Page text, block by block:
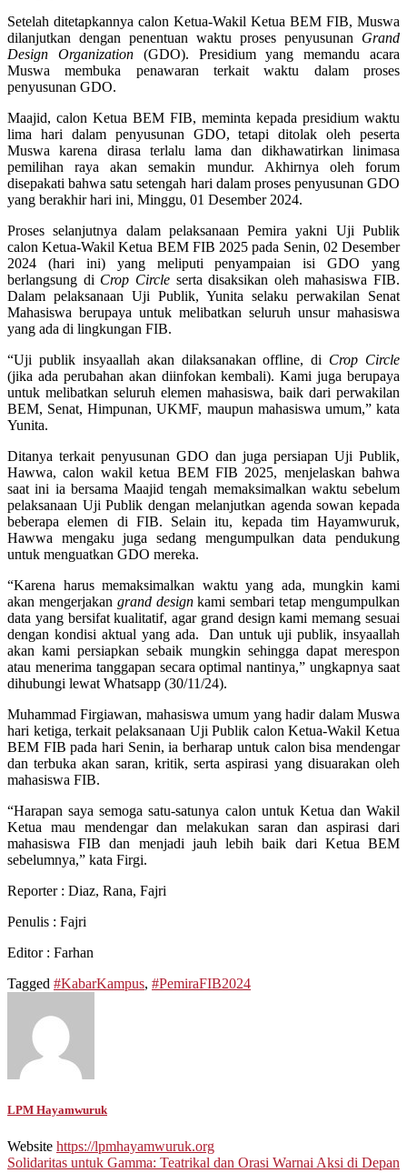
Setelah ditetapkannya calon Ketua-Wakil Ketua BEM FIB, Muswa
dilanjutkan dengan penentuan waktu proses penyusunan Grand
Design Organization(GDO). Presidium yang memandu acara
Muswa membuka penawaran terkait waktu dalam proses
penyusunan GDO.
Maajid, calon Ketua BEM FIB, meminta kepada presidium waktu
lima hari dalam penyusunan GDO, tetapi ditolak oleh peserta
Muswa karena dirasa terlalu lama dan dikhawatirkan linimasa
pemilihan raya akan semakin mundur. Akhirnya oleh forum
disepakati bahwa satu setengah hari dalam proses penyusunan GDO
yang berakhir hari ini, Minggu, 01 Desember 2024.
Proses selanjutnya dalam pelaksanaan Pemira yakni Uji Publik
calon Ketua-Wakil Ketua BEM FIB 2025 pada Senin, 02 Desember
2024 (hari ini) yang meliputi penyampaian isi GDO yang
berlangsung di Crop Circleserta disaksikan oleh mahasiswa FIB.
Dalam pelaksanaan Uji Publik, Yunita selaku perwakilan Senat
Mahasiswa berupaya untuk melibatkan seluruh unsur mahasiswa
yang ada di lingkungan FIB.
“Uji publik insyaallah akan dilaksanakan offline, di Crop Circle
(jika ada perubahan akan diinfokan kembali). Kami juga berupaya
untuk melibatkan seluruh elemen mahasiswa, baik dari perwakilan
BEM, Senat, Himpunan, UKMF, maupun mahasiswa umum,” kata
Yunita.
Ditanya terkait penyusunan GDO dan juga persiapan Uji Publik,
Hawwa, calon wakil ketua BEM FIB 2025, menjelaskan bahwa
saat ini ia bersama Maajid tengah memaksimalkan waktu sebelum
pelaksanaan Uji Publik dengan melanjutkan agenda sowan kepada
beberapa elemen di FIB. Selain itu, kepada tim Hayamwuruk,
Hawwa mengaku juga sedang mengumpulkan data pendukung
untuk menguatkan GDO mereka.
“Karena harus memaksimalkan waktu yang ada, mungkin kami
akan mengerjakan grand designkami sembari tetap mengumpulkan
data yang bersifat kualitatif, agar grand design kami memang sesuai
dengan kondisi aktual yang ada. Dan untuk uji publik, insyaallah
akan kami persiapkan sebaik mungkin sehingga dapat merespon
atau menerima tanggapan secara optimal nantinya,” ungkapnya saat
dihubungi lewat Whatsapp (30/11/24).
Muhammad Firgiawan, mahasiswa umum yang hadir dalam Muswa
hari ketiga, terkait pelaksanaan Uji Publik calon Ketua-Wakil Ketua
BEM FIB pada hari Senin, ia berharap untuk calon bisa mendengar
dan terbuka akan saran, kritik, serta aspirasi yang disuarakan oleh
mahasiswa FIB.
“Harapan saya semoga satu-satunya calon untuk Ketua dan Wakil
Ketua mau mendengar dan melakukan saran dan aspirasi dari
mahasiswa FIB dan menjadi jauh lebih baik dari Ketua BEM
sebelumnya,” kata Firgi.
Reporter : Diaz, Rana, Fajri
Penulis : Fajri
Editor : Farhan
Tagged #KabarKampus, #PemiraFIB2024
LPM Hayamwuruk
Website https://lpmhayamwuruk.org
Post
Solidaritas untuk Gamma: Teatrikal dan Orasi Warnai Aksi di Depan